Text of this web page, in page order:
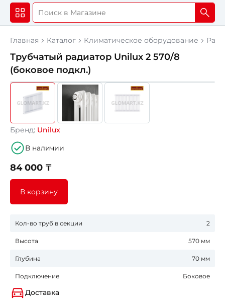
Главная Каталог Климатическое оборудование
Трубчатый радиатор Unilux 2 570/8
(боковое подкл.)
Бренд: Unilux
В наличии
84 000 ₸
В корзину
Кол-во труб в секции 2
Высота 570 мм
Глубина 70 мм
Подключение Боковое
Доставка